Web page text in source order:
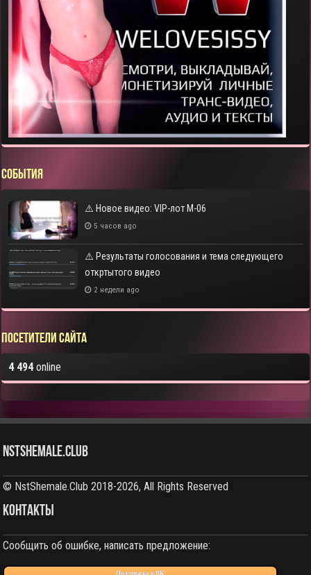
СОБЫТИЯ
⚠️ Новое видео: VIP-лот M-06
5 часов ago
⚠️ Результаты голосования и тема следующего
откртытого видео
2 недели ago
Посетители сайта
4 494online
NstShemale.Club
© NstShemale.Club 2018-2026, All Rights Reserved
КОНТАКТЫ
Сообщить об ошибке, написать предложение:
Поддержка в ВК